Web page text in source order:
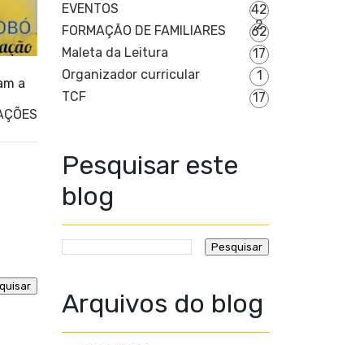
a
EVENTOS
42
2
FORMAÇÃO DE FAMILIARES
62
Maleta da Leitura
17
Organizador curricular
1
TCF
17
Pesquisar este
blog
Arquivos do blog